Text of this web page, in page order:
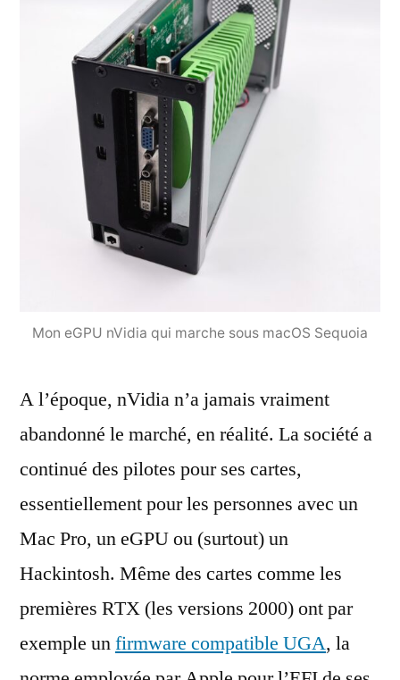
Mon eGPU nVidia qui marche sous macOS Sequoia
A l’époque, nVidia n’a jamais vraiment
abandonné le marché, en réalité. La société a
continué des pilotes pour ses cartes,
essentiellement pour les personnes avec un
Mac Pro, un eGPU ou (surtout) un
Hackintosh. Même des cartes comme les
premières RTX (les versions 2000) ont par
exemple unfirmware compatible UGA, la